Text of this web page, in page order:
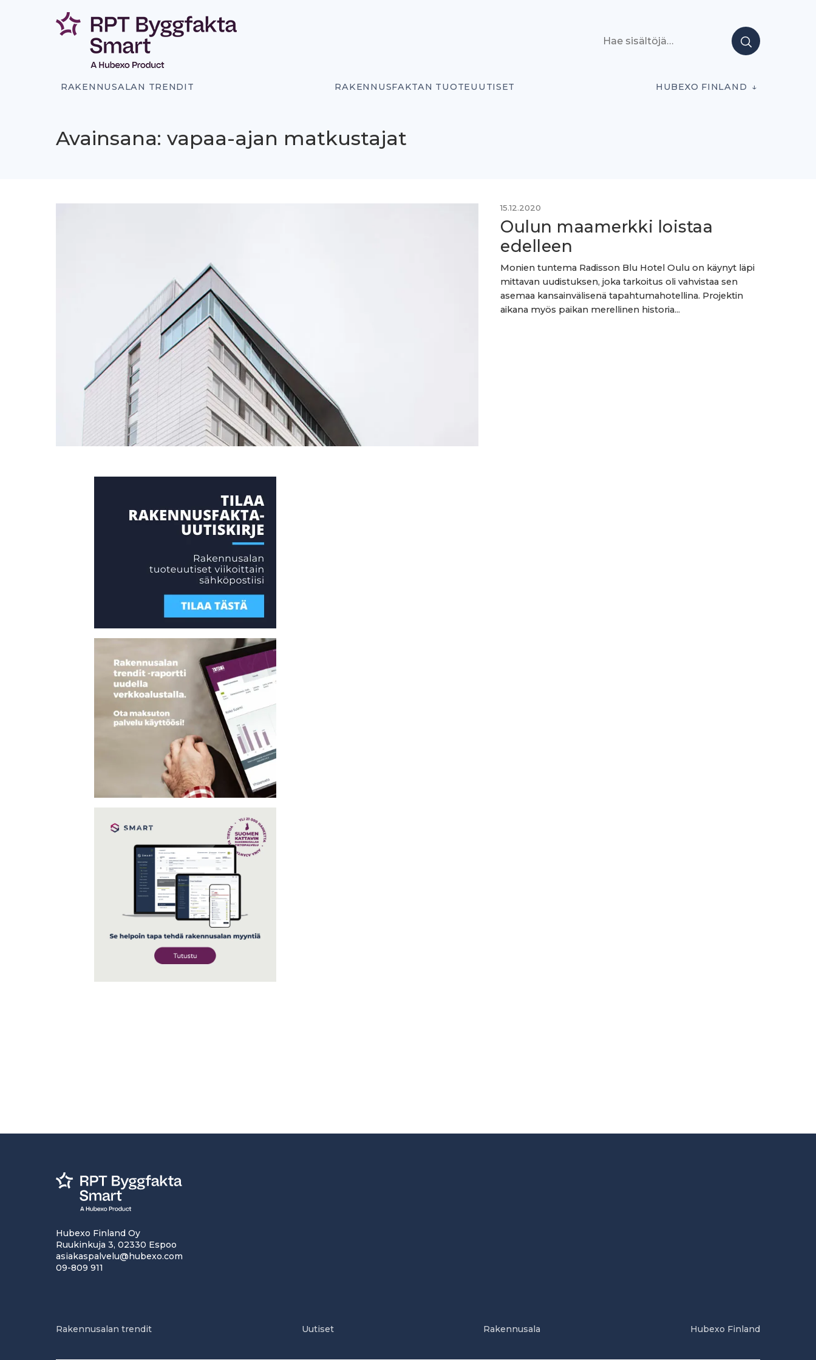
RAKENNUSALAN TRENDIT RAKENNUSFAKTAN TUOTEUUTISET HUBEXO FINLAND
Avainsana: vapaa-ajan matkustajat
15.12.2020
Oulun maamerkki loistaa
edelleen
Monien tuntema Radisson Blu Hotel Oulu on käynyt läpi
mittavan uudistuksen, joka tarkoitus oli vahvistaa sen
asemaa kansainvälisenä tapahtumahotellina. Projektin
aikana myös paikan merellinen historia...
Hubexo Finland Oy
Ruukinkuja 3, 02330 Espoo
asiakaspalvelu@hubexo.com
09-809 911
Rakennusalan trendit Uutiset Rakennusala Hubexo Finland